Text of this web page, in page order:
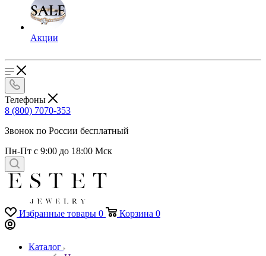
Акции
Телефоны
8 (800) 7070-353
Звонок по России бесплатный
Пн-Пт с 9:00 до 18:00 Мск
Избранные товары 0 Корзина 0
Каталог